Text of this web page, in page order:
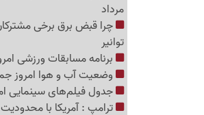
مرداد
چرا قبض برق برخی
توانیر
برنامه مسابقات ورزشی امروز جمعه 16 مرداد
وضعیت آب و هوا امروز جمعه 16 مرداد 1405 + وضعیت
جدول فیلم‌های سینمایی امروز
ترامپ : آمریکا با